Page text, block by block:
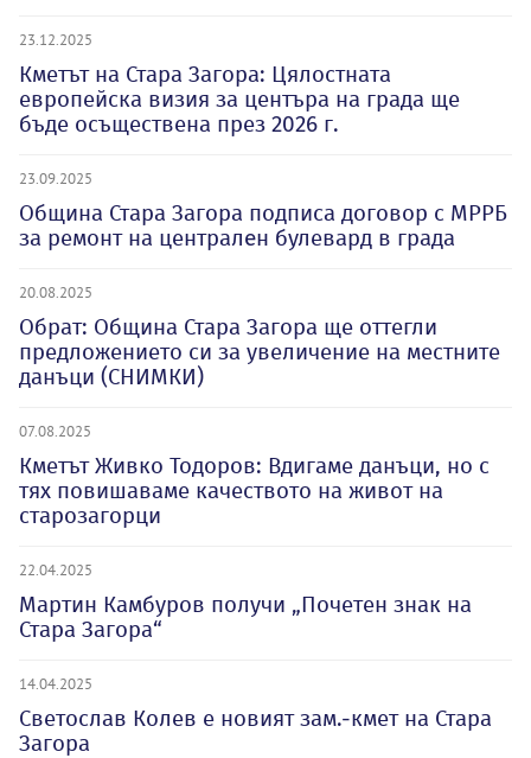
23.12.2025
Кметът на Стара Загора: Цялостната
европейска визия за центъра на града ще
бъде осъществена през 2026 г.
23.09.2025
Община Стара Загора подписа договор с МРРБ
за ремонт на централeн булевард в града
20.08.2025
Обрат: Община Стара Загора ще оттегли
предложението си за увеличение на местните
данъци (СНИМКИ)
07.08.2025
Кметът Живко Тодоров: Вдигаме данъци, но с
тях повишаваме качеството на живот на
старозагорци
22.04.2025
Мартин Камбуров получи „Почетен знак на
Стара Загора“
14.04.2025
Светослав Колев е новият зам.-кмет на Стара
Загора